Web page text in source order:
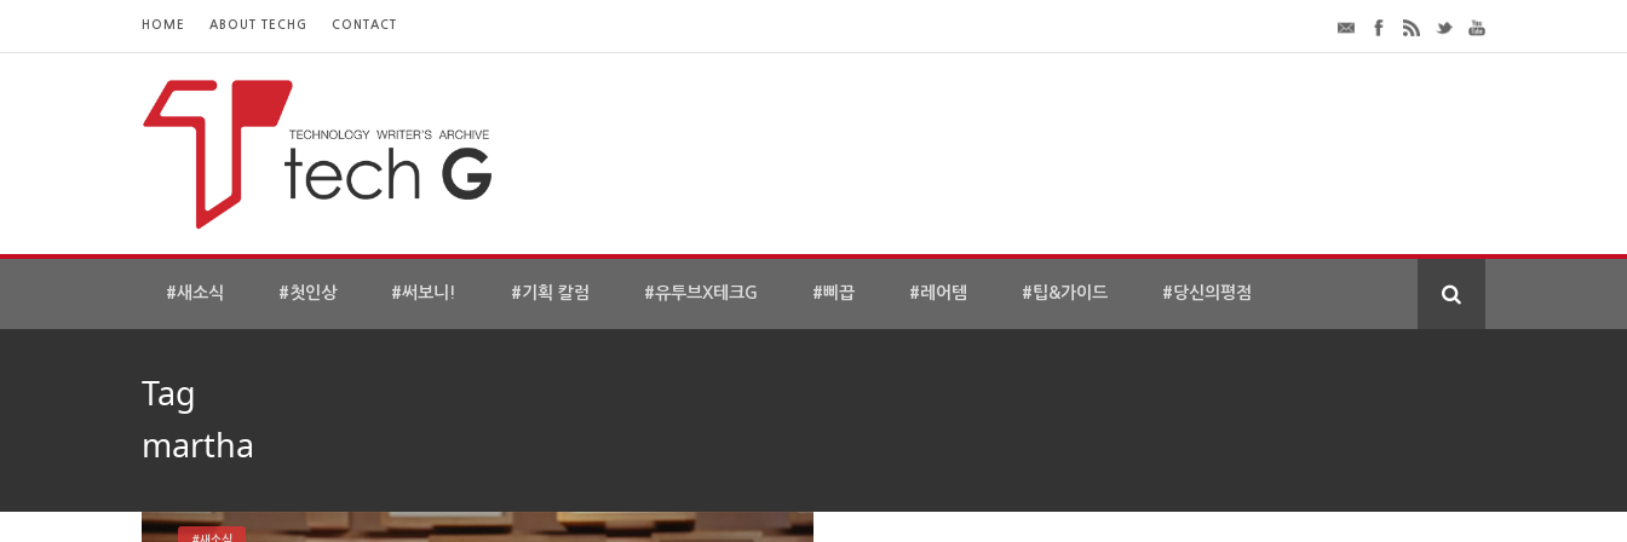
HOME ABOUT TECHG CONTACT
#새소식 #첫인상 #써보니! #기획 칼럼 #유투브X테크G #삐끕 #레어템 #팁&가이드 #당신의평점
Tag
martha